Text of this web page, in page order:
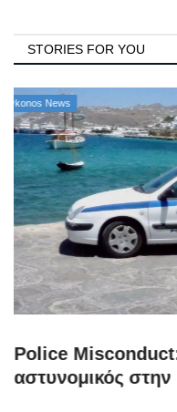
STORIES FOR YOU
Mykonos News
Μιλτιάδης
«Πρωτοβουλία